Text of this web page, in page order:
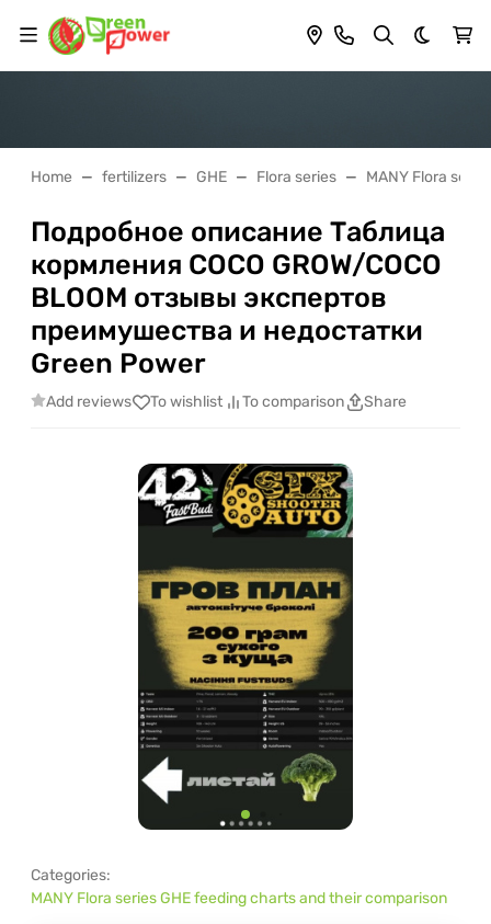
Dark
Home fertilizers GHE Flora series MANY Flora
Подробное описание Таблица
кормления COCO GROW/COCO
BLOOM отзывы экспертов
преимушества и недостатки
Green Power
Add reviews To wishlist To comparison Share
Categories:
MANY Flora series GHE feeding charts and their comparison